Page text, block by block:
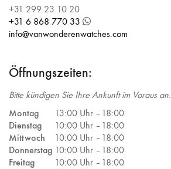
+31 299 23 10 20
+31 6 868 770 33
info@vanwonderenwatches.com
Öffnungszeiten:
Bitte kündigen Sie Ihre Ankunft im Voraus an.
Montag
13:00 Uhr – 18:00
Dienstag
10:00 Uhr – 18:00
Mittwoch
10:00 Uhr – 18:00
Donnerstag 10:00 Uhr – 18:00
Freitag
10:00 Uhr – 18:00